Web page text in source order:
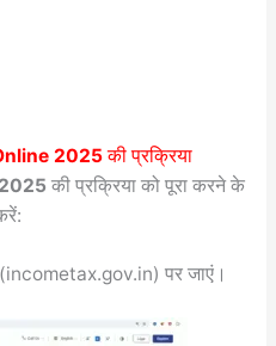
2025की प्रक्रिया
की प्रक्रिया को पूरा करने के
पर जाएं।